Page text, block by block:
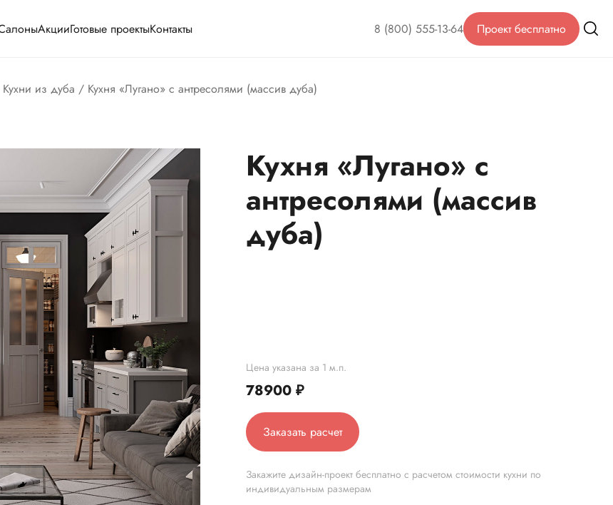
АкцииГотовые проектыКонтакты 8 (800) 555-13-64 Проект бесплатно
Кухни из дуба / Кухня «Лугано» с антресолями (массив дуба)
Кухня «Лугано» с
антресолями (массив
дуба)
Цена указана за 1 м.п.
78900 ₽
Заказать расчет
Закажите дизайн-проект бесплатно с расчетом стоимости кухни по
индивидуальным размерам